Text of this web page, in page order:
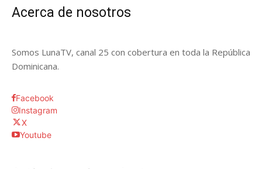
Acerca de nosotros
Somos LunaTV, canal 25 con cobertura en toda la República
Dominicana.
Facebook
Instagram
X
Youtube